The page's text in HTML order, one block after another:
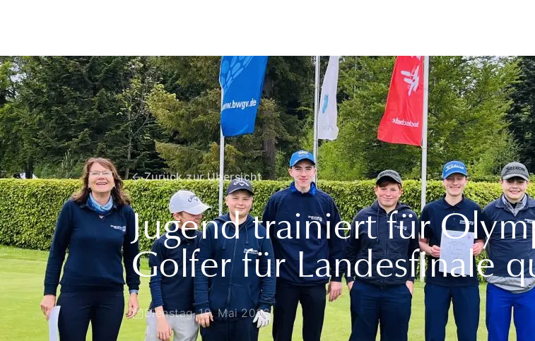
Zurück zur Übersicht
Jugend trainiert für
Golfer für Landesfinale
Dienstag, 19. Mai 2026